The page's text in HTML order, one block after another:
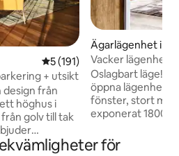
5 av 5 i genomsnittligt
5 (191)
+ utsikt
design från
höghus i
golv till tak
Ägarlägenhet i
Vacker lägenhet i
Oslagbart läge!
öppna lägenhet
fönster, stort
exponerat 1800-
Steg från
underhållning,
för